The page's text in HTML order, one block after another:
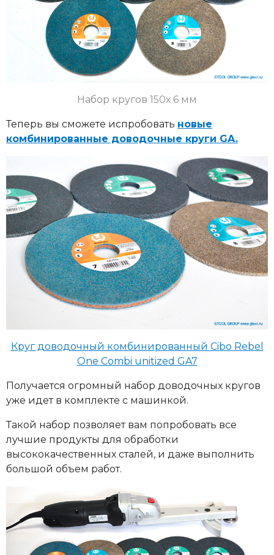
Набор кругов 150х 6 мм
Теперь вы сможете испробовать новые
комбинированные доводочные круги GA.
Круг доводочный комбинированный Cibo Rebel
One Combi unitized GA7
Получается огромный набор доводочных кругов
уже идет в комплекте с машинкой.
Такой набор позволяет вам попробовать все
лучшие продукты для обработки
высококачественных сталей, и даже выполнить
большой объем работ.